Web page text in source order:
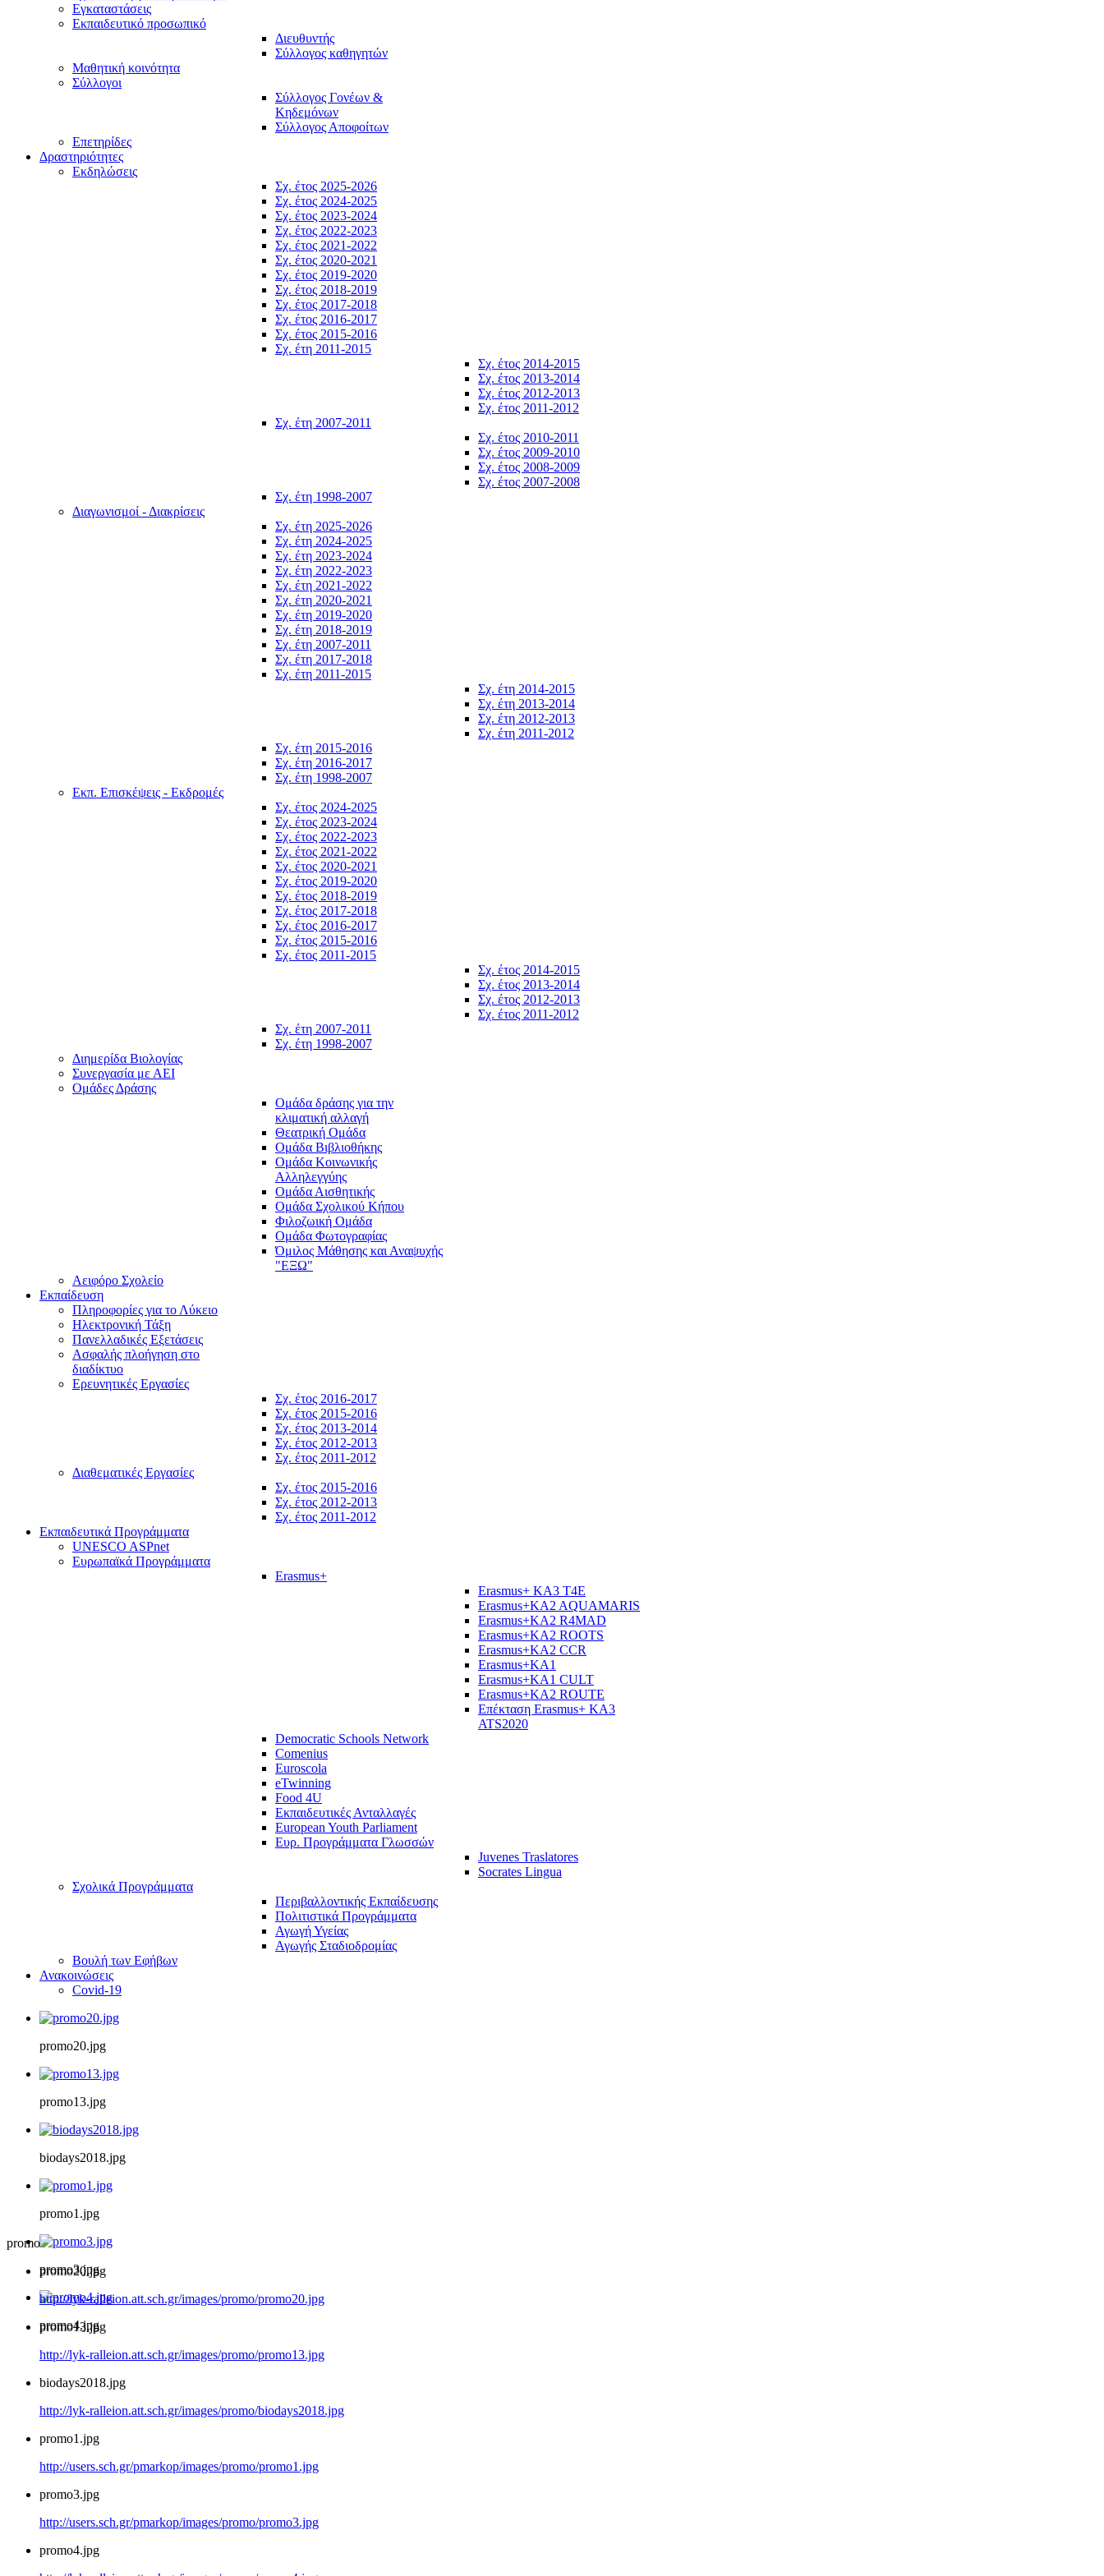
Εγκαταστάσεις
Εκπαιδευτικό προσωπικό
Διευθυντής
Σύλλογος καθηγητών
Μαθητική κοινότητα
Σύλλογοι
Σύλλογος Γονέων &
Κηδεμόνων
Σύλλογος Αποφοίτων
Επετηρίδες
Δραστηριότητες
Εκδηλώσεις
Σχ. έτος 2025-2026
Σχ. έτος 2024-2025
Σχ. έτος 2023-2024
Σχ. έτος 2022-2023
Σχ. έτος 2021-2022
Σχ. έτος 2020-2021
Σχ. έτος 2019-2020
Σχ. έτος 2018-2019
Σχ. έτος 2017-2018
Σχ. έτος 2016-2017
Σχ. έτος 2015-2016
Σχ. έτη 2011-2015
Σχ. έτος 2014-2015
Σχ. έτος 2013-2014
Σχ. έτος 2012-2013
Σχ. έτος 2011-2012
Σχ. έτη 2007-2011
Σχ. έτος 2010-2011
Σχ. έτος 2009-2010
Σχ. έτος 2008-2009
Σχ. έτος 2007-2008
Σχ. έτη 1998-2007
Διαγωνισμοί - Διακρίσεις
Σχ. έτη 2025-2026
Σχ. έτη 2024-2025
Σχ. έτη 2023-2024
Σχ. έτη 2022-2023
Σχ. έτη 2021-2022
Σχ. έτη 2020-2021
Σχ. έτη 2019-2020
Σχ. έτη 2018-2019
Σχ. έτη 2007-2011
Σχ. έτη 2017-2018
Σχ. έτη 2011-2015
Σχ. έτη 2014-2015
Σχ. έτη 2013-2014
Σχ. έτη 2012-2013
Σχ. έτη 2011-2012
Σχ. έτη 2015-2016
Σχ. έτη 2016-2017
Σχ. έτη 1998-2007
Εκπ. Επισκέψεις - Εκδρομές
Σχ. έτος 2024-2025
Σχ. έτος 2023-2024
Σχ. έτος 2022-2023
Σχ. έτος 2021-2022
Σχ. έτος 2020-2021
Σχ. έτος 2019-2020
Σχ. έτος 2018-2019
Σχ. έτος 2017-2018
Σχ. έτος 2016-2017
Σχ. έτος 2015-2016
Σχ. έτος 2011-2015
Σχ. έτος 2014-2015
Σχ. έτος 2013-2014
Σχ. έτος 2012-2013
Σχ. έτος 2011-2012
Σχ. έτη 2007-2011
Σχ. έτη 1998-2007
Διημερίδα Βιολογίας
Συνεργασία με ΑΕΙ
Ομάδες Δράσης
Ομάδα δράσης για την
κλιματική αλλαγή
Θεατρική Ομάδα
Ομάδα Βιβλιοθήκης
Ομάδα Κοινωνικής
Αλληλεγγύης
Ομάδα Αισθητικής
Ομάδα Σχολικού Κήπου
Φιλοζωική Ομάδα
Ομάδα Φωτογραφίας
Όμιλος Μάθησης και Αναψυχής
"ΕΞΩ"
Αειφόρο Σχολείο
Εκπαίδευση
Πληροφορίες για το Λύκειο
Ηλεκτρονική Τάξη
Πανελλαδικές Εξετάσεις
Ασφαλής πλοήγηση στο
διαδίκτυο
Ερευνητικές Εργασίες
Σχ. έτος 2016-2017
Σχ. έτος 2015-2016
Σχ. έτος 2013-2014
Σχ. έτος 2012-2013
Σχ. έτος 2011-2012
Διαθεματικές Εργασίες
Σχ. έτος 2015-2016
Σχ. έτος 2012-2013
Σχ. έτος 2011-2012
Εκπαιδευτικά Προγράμματα
UNESCO ASPnet
Ευρωπαϊκά Προγράμματα
Erasmus+
Erasmus+ KA3 T4E
Erasmus+KA2 AQUAMARIS
Εrasmus+KA2 R4MAD
Erasmus+KA2 ROOTS
Erasmus+KA2 CCR
Erasmus+KA1
Erasmus+KA1 CULT
Erasmus+KA2 ROUTE
Επέκταση Erasmus+ KA3
ATS2020
Democratic Schools Network
Comenius
Euroscola
eTwinning
Food 4U
Εκπαιδευτικές Ανταλλαγές
European Youth Parliament
Ευρ. Προγράμματα Γλωσσών
Juvenes Traslatores
Socrates Lingua
Σχολικά Προγράμματα
Περιβαλλοντικής Εκπαίδευσης
Πολιτιστικά Προγράμματα
Αγωγή Υγείας
Αγωγής Σταδιοδρομίας
Βουλή των Εφήβων
Ανακοινώσεις
Covid-19
promo20.jpg
promo13.jpg
biodays2018.jpg
promo1.jpg
promo3.jpg
promo4.jpg
promo
promo20.jpg
http://lyk-ralleion.att.sch.gr/images/promo/promo20.jpg
promo13.jpg
http://lyk-ralleion.att.sch.gr/images/promo/promo13.jpg
biodays2018.jpg
http://lyk-ralleion.att.sch.gr/images/promo/biodays2018.jpg
promo1.jpg
http://users.sch.gr/pmarkop/images/promo/promo1.jpg
promo3.jpg
http://users.sch.gr/pmarkop/images/promo/promo3.jpg
promo4.jpg